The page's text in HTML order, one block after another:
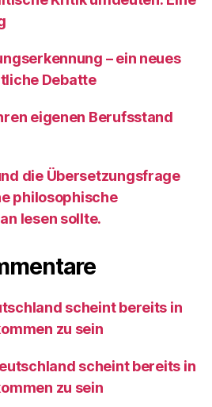
– ein neues
Debatte
eigenen Berufsstand
die Übersetzungsfrage
philosophische
lesen sollte.
scheint bereits in
zu sein
scheint bereits in
zu sein